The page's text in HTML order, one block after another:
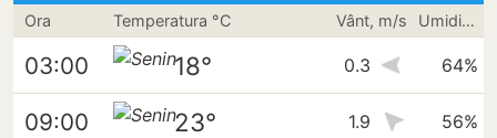
Ora Temperatura °C Vânt, m/s Umiditate
03:00 18° 0.3 64%
09:00 23° 1.9 56%